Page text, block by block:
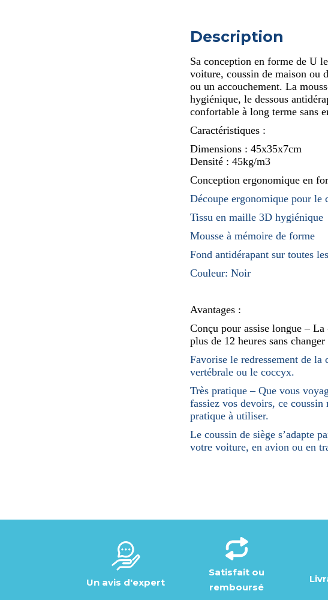
Description
Sa conception en forme de U
voiture, coussin de maison ou
ou un accouchement. La
hygiénique, le dessous
confortable à long terme sans
Caractéristiques :
Dimensions : 45x35x7cm
Densité : 45kg/m3
Conception ergonomique en
Découpe ergonomique pour le
Tissu en maille 3D hygiénique
Mousse à mémoire de forme
Fond antidérapant sur toutes
Couleur: Noir
Avantages :
Conçu pour assise longue –
plus de 12 heures sans
Favorise le redressement de la
vertébrale ou le coccyx.
Très pratique – Que vous
fassiez vos devoirs, ce coussin
pratique à utiliser.
Le coussin de siège s’adapte
votre voiture, en avion ou en
Un avis d'expert
Satisfait ou
remboursé